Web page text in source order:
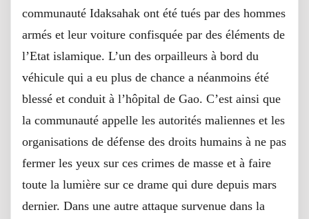
communauté Idaksahak ont été tués par des hommes
armés et leur voiture confisquée par des éléments de
l’Etat islamique. L’un des orpailleurs à bord du
véhicule qui a eu plus de chance a néanmoins été
blessé et conduit à l’hôpital de Gao. C’est ainsi que
la communauté appelle les autorités maliennes et les
organisations de défense des droits humains à ne pas
fermer les yeux sur ces crimes de masse et à faire
toute la lumière sur ce drame qui dure depuis mars
dernier. Dans une autre attaque survenue dans la